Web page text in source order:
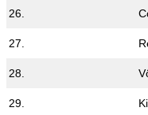
26.
27.
28.
29.